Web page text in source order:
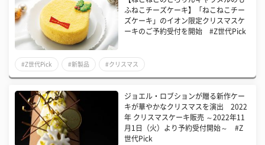
ふねこチーズケーキ】「ねこねこチー
ズケーキ」のイオン限定クリスマスケ
ーキのご予約受付を開始 #Z世代Pick
#Z世代Pick #新製品 #クリスマス
ジョエル・ロブションが贈る新作ケー
キが華やかなクリスマスを演出 2022
年 クリスマスケーキ販売 ～2022年11
月1日（火）より予約受付開始～ #Z
世代Pick